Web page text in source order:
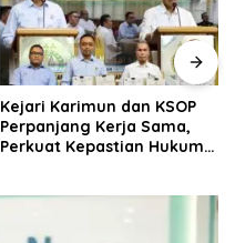
Kejari Karimun dan KSOP
Perpanjang Kerja Sama,
Perkuat Kepastian Hukum